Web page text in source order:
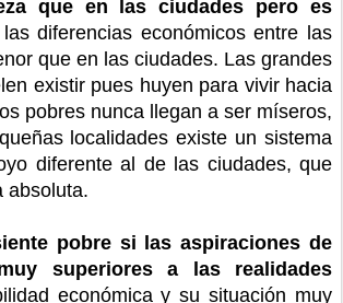
que en las ciudades pero es
diferencias económicos entre las
que en las ciudades. Las grandes
existir pues huyen para vivir hacia
pobres nunca llegan a ser míseros,
localidades existe un sistema
diferente al de las ciudades, que
absoluta.
pobre si las aspiraciones de
superiores a las realidades
económica y su situación muy